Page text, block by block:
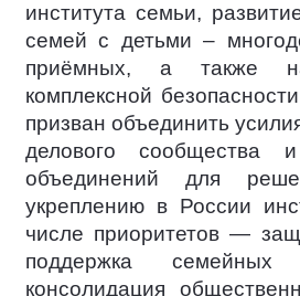
института семьи,
семей с детьми –
приёмных, а также
комплексной
призван объединить
делового сообщества
объединений для
укреплению в России
числе приоритетов —
поддержка
консолидация